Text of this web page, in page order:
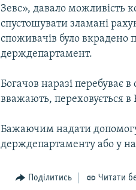
Зевс», давало можливість
спустошувати зламані
споживачів було вкрадено
держдепартамент.
Богачов наразі перебуває
вважають, переховується в
Бажаючим надати
держдепартаменту або у
Поділитись Читати